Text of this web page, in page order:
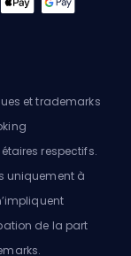
et trademarks
respectifs.
uniquement à
de la part